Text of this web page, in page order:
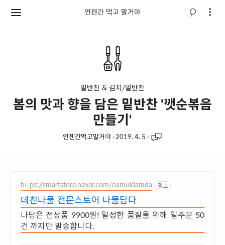
언젠간 먹고 말거야
밑반찬 & 김치/밑반찬
봄의 맛과 향을 담은 밑반찬 '깻순볶음
만들기'
언젠간먹고말거야· 2019. 4. 5 ·
https://smartstore.naver.com/namuldamda 광고
데친나물 전문스토어 나물담다
나담은 전상품 9900원! 일정한 품질을 위해 일주문 50
건 까지만 발송합니다.